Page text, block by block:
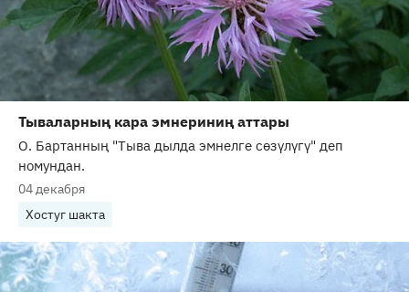
Тываларның кара эмнериниң аттары
О. Бартанның "Тыва дылда эмнелге сөзүлүгү" деп
номундан.
04 декабря
Хостуг шакта